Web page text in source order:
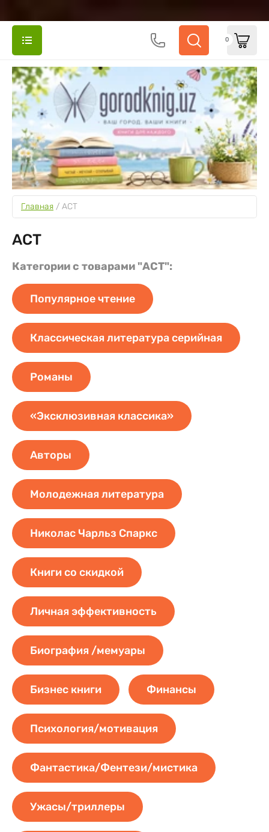
0
Главная / АСТ
АСТ
Категории с товарами "АСТ":
Популярное чтение
Классическая литература серийная
Романы
«Эксклюзивная классика»
Авторы
Молодежная литература
Николас Чарльз Спаркс
Книги со скидкой
Личная эффективность
Биография /мемуары
Бизнес книги Финансы
Психология/мотивация
Фантастика/Фентези/мистика
Ужасы/триллеры